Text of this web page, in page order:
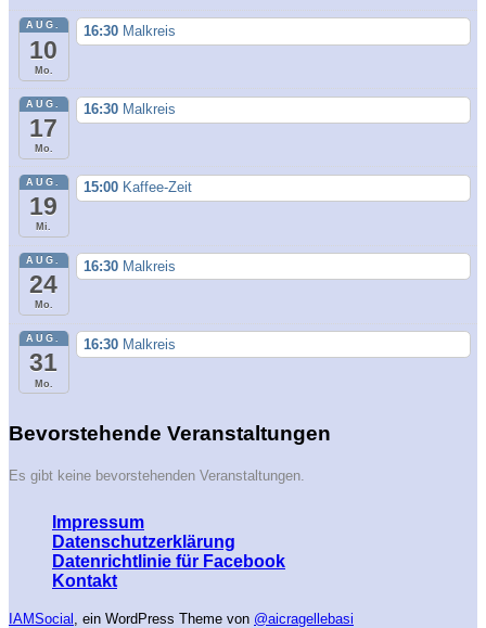
AUG.
10
Mo.
16:30 Malkreis
AUG.
17
Mo.
16:30 Malkreis
AUG.
19
Mi.
15:00 Kaffee-Zeit
AUG.
24
Mo.
16:30 Malkreis
AUG.
31
Mo.
16:30 Malkreis
Bevorstehende Veranstaltungen
Es gibt keine bevorstehenden Veranstaltungen.
Impressum
Datenschutzerklärung
Datenrichtlinie für Facebook
Kontakt
IAMSocial , ein WordPress Theme von @aicragellebasi